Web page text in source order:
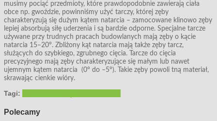
musimy pociąć przedmioty, które prawdopodobnie zawierają ciała
obce np. gwoździe, powinniśmy użyć tarczy, której zęby
charakteryzują się dużym kątem natarcia – zamocowane klinowo zęby
lepiej absorbują siłę uderzenia i są bardzie odporne. Specjalne tarcze
używane przy trudnych pracach budowlanych mają zęby o kącie
natarcia 15–20°. Zbliżony kąt natarcia mają także zęby tarcz,
służących do szybkiego, zgrubnego cięcia. Tarcze do cięcia
precyzyjnego mają zęby charakteryzujące się małym lub nawet
ujemnym kątem natarcia (0° do –5°). Takie zęby powoli tną materiał,
skrawając cienkie wióry.
Tagi:
Polecamy